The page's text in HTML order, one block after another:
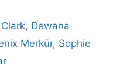
, Dewana
Merkür, Sophie